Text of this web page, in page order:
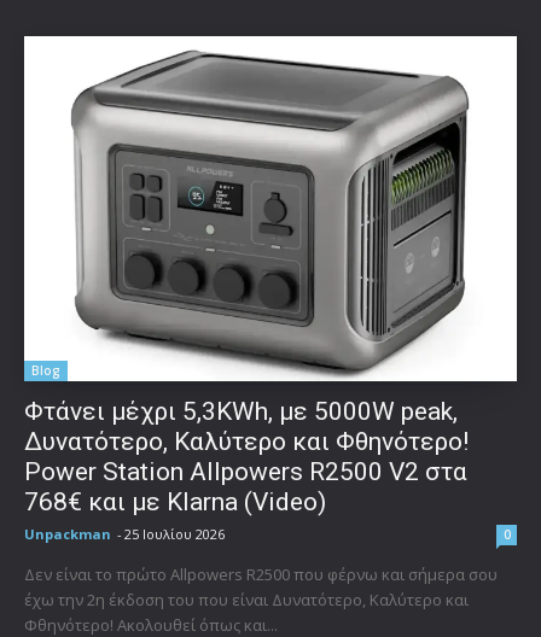
Blog
Φτάνει μέχρι 5,3KWh, με 5000W peak,
Δυνατότερο, Καλύτερο και Φθηνότερο!
Power Station Allpowers R2500 V2 στα
768€ και με Klarna (Video)
Unpackman - 25 Ιουλίου 2026 0
Δεν είναι το πρώτο Allpowers R2500 που φέρνω και σήμερα σου
έχω την 2η έκδοση του που είναι Δυνατότερο, Καλύτερο και
Φθηνότερο! Ακολουθεί όπως και...